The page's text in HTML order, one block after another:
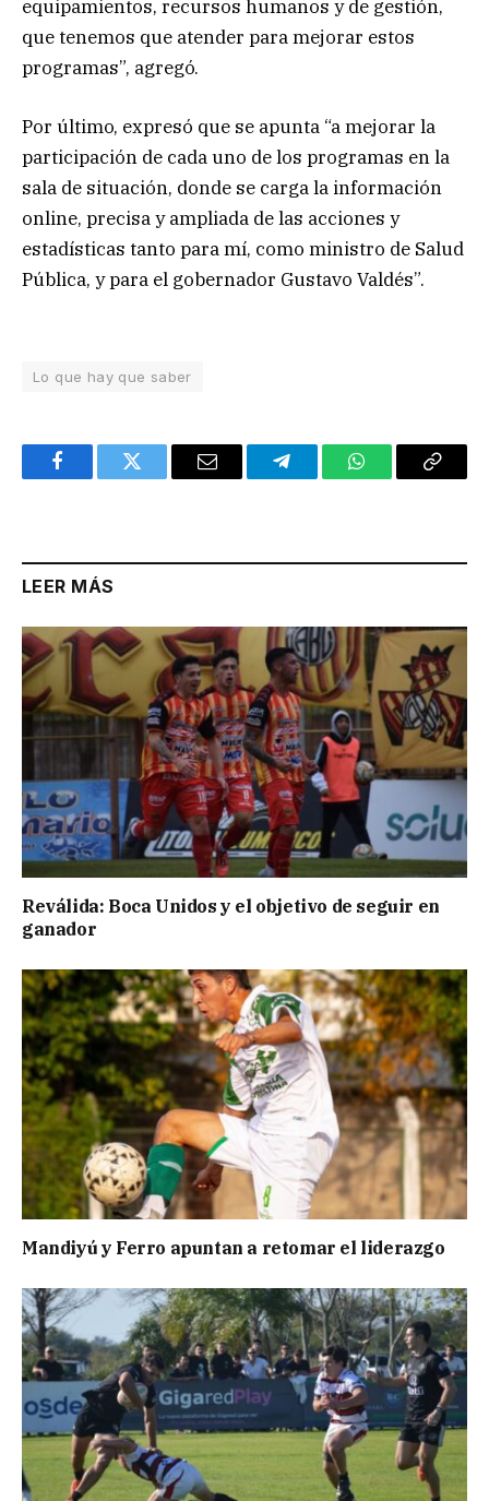
equipamientos, recursos humanos y de gestión,
que tenemos que atender para mejorar estos
programas”, agregó.
Por último, expresó que se apunta “a mejorar la
participación de cada uno de los programas en la
sala de situación, donde se carga la información
online, precisa y ampliada de las acciones y
estadísticas tanto para mí, como ministro de Salud
Pública, y para el gobernador Gustavo Valdés”.
Lo que hay que saber
FacebookTwitter Email TelegramWhatsAppCopy
LEER MÁS
Reválida: Boca Unidos y el objetivo de seguir en
ganador
Mandiyú y Ferro apuntan a retomar el liderazgo